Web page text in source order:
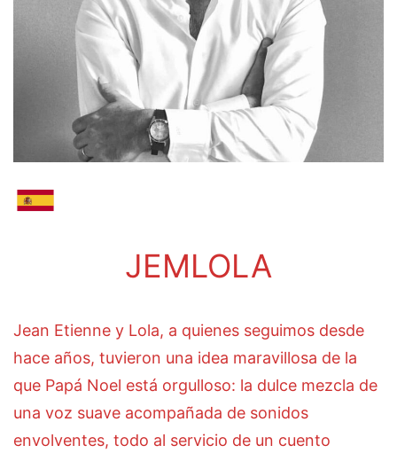
JEMLOLA
Jean Etienne y Lola, a quienes seguimos desde
hace años, tuvieron una idea maravillosa de la
que Papá Noel está orgulloso: la dulce mezcla de
una voz suave acompañada de sonidos
envolventes, todo al servicio de un cuento